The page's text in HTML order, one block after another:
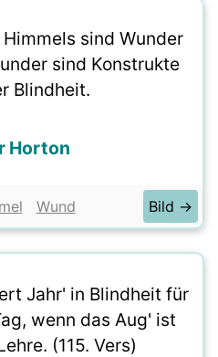
sind Wunder
sind Konstrukte
Blindheit.
Horton
Wund Bild →
Jahr' in Blindheit für
wenn das Aug' ist
(115. Vers)